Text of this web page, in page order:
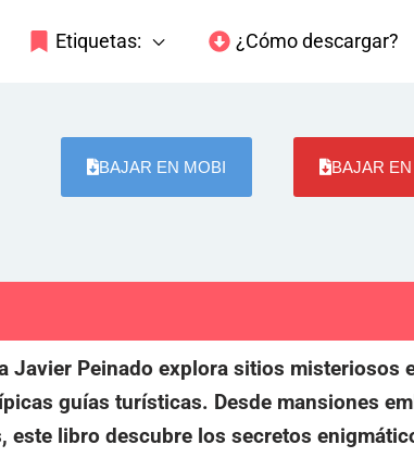
Etiquetas: ¿Cómo descargar?
BAJAR EN MOBI BAJAR
Javier Peinado explora sitios misteriosos
guías turísticas. Desde mansiones
este libro descubre los secretos